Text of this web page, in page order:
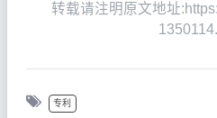
转载请注明原文地址
专利